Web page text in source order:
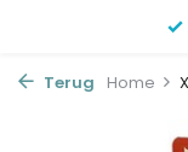
Terug Home